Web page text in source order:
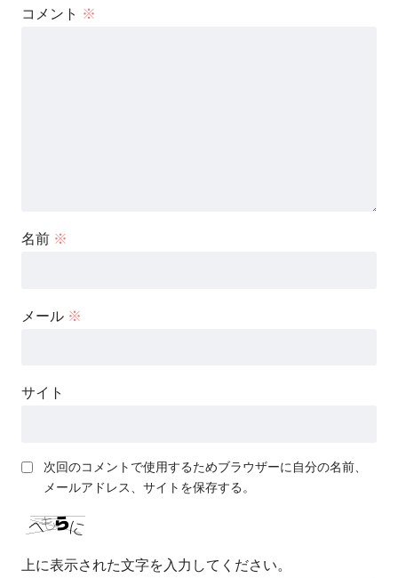
コメント ※
名前 ※
メール ※
サイト
次回のコメントで使用するためブラウザーに自分の名前、
メールアドレス、サイトを保存する。
上に表示された文字を入力してください。